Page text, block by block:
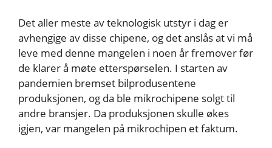
Det aller meste av teknologisk utstyr i dag er
avhengige av disse chipene, og det anslås at vi må
leve med denne mangelen i noen år fremover før
de klarer å møte etterspørselen. I starten av
pandemien bremset bilprodusentene
produksjonen, og da ble mikrochipene solgt til
andre bransjer. Da produksjonen skulle økes
igjen, var mangelen på mikrochipen et faktum.